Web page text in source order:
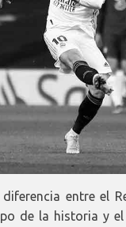
diferencia entre el
de la historia y